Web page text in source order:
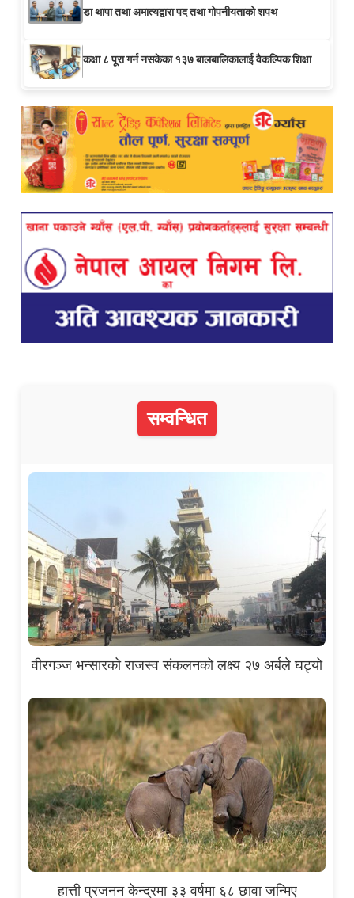
डा थापा तथा अमात्यद्वारा पद तथा गोपनीयताको शपथ
कक्षा ८ पूरा गर्न नसकेका १३७ बालबालिकालाई वैकल्पिक शिक्षा
सम्वन्धित
वीरगञ्ज भन्सारको राजस्व संकलनको लक्ष्य २७ अर्बले घट्यो
हात्ती प्रजनन केन्द्रमा ३३ वर्षमा ६८ छावा जन्मिए